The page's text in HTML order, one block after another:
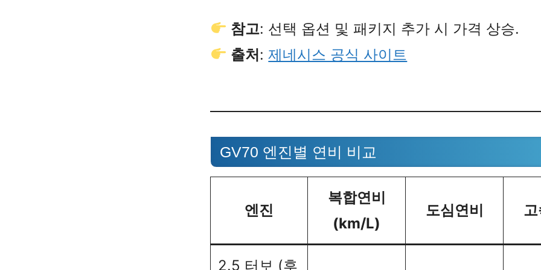
참고: 선택 옵션 및 패키지 추가 시 가격 상승.
출처:제네시스 공식 사이트
GV70 엔진별 연비 비교
엔진
복합연비
(km/L)
도심연비
2.5 터보 (후